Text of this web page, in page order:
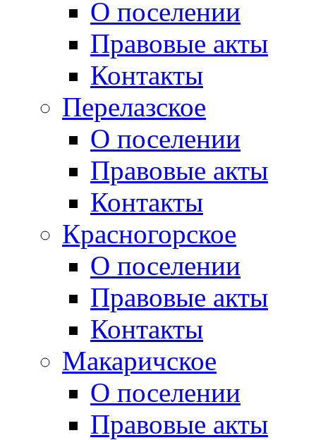
О поселении
Правовые акты
Контакты
Перелазское
О поселении
Правовые акты
Контакты
Красногорское
О поселении
Правовые акты
Контакты
Макаричское
О поселении
Правовые акты